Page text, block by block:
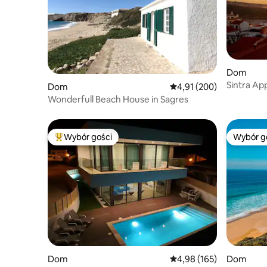
Dom Średnia ocena: 4,91 na
4,91 (200)
Wonderfull Beach House in Sagres
Dom
Sintra
Najpopularniejsze z kategorii Wybór gości
Wybór gości
Dom Średnia ocena: 4,98 na
4,98 (165)
Wybór
Wybór
Dom